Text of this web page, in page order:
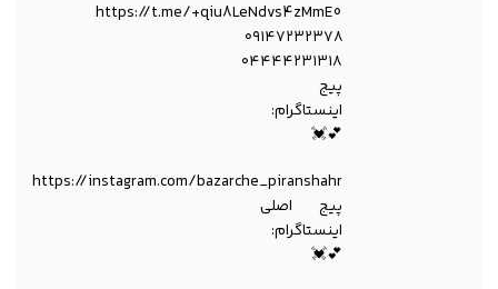
https://t.me/+qiu8LeNdvs4zMmE0
۰۹۱۴۷۲۳۲۳۷۸
۰۴۴۴۴۲۳۱۳۱۸
پیج
اینستاگرام:
💕💓
https://instagram.com/bazarche_piranshahr
پیج اصلی
اینستاگرام:
💕💓